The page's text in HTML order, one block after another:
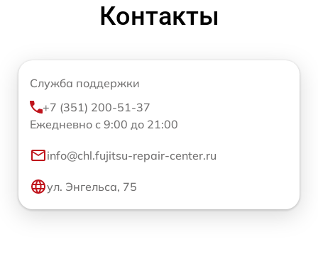
Контакты
Служба поддержки
+7 (351) 200-51-37
Ежедневно с 9:00 до 21:00
info@chl.fujitsu-repair-center.ru
ул. Энгельса, 75